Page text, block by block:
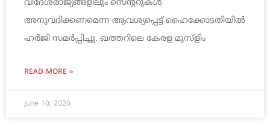
വിദേശരാജ്യങ്ങളിലും സെന്ററുകൾ
അനുവദിക്കണമെന്ന ആവശ്യപ്പെട്ട് ഹൈക്കോടതിയിൽ
ഹർജി സമർപ്പിച്ചു. ഖത്തറിലെ കേരള മുസ്‌ളിം
READ MORE »
June 10, 2020